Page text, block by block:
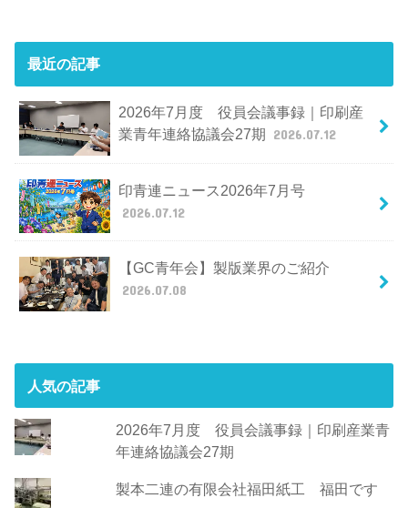
最近の記事
2026年7月度 役員会議事録｜印刷産
業青年連絡協議会27期 2026.07.12
印青連ニュース2026年7月号
2026.07.12
【GC青年会】製版業界のご紹介
2026.07.08
人気の記事
2026年7月度 役員会議事録｜印刷産業青
年連絡協議会27期
製本二連の有限会社福田紙工 福田です